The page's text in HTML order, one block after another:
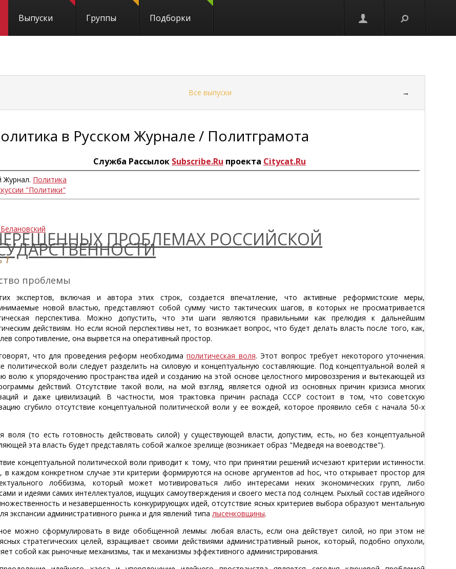
Выпуски Группы Подборки
Все выпуски →
в Русском Журнале / Политграмота
Служба Рассылок Subscribe.Ru проекта Citycat.Ru
Журнал. Политика
"Политики"
ПРОБЛЕМАХ РОССИЙСКОЙ
1
проблемы
экспертов, включая и автора этих строк, создается впечатление, что активные реформистские меры,
новой властью, представляют собой сумму чисто тактических шагов, в которых не просматривается
перспектива. Можно допустить, что эти шаги являются правильными как прелюдия к дальнейшим
действиям. Но если ясной перспективы нет, то возникает вопрос, что будет делать власть после того, как,
сопротивление, она вырвется на оперативный простор.
что для проведения реформ необходимаполитическая воля. Этот вопрос требует некоторого уточнения.
политической воли следует разделить на силовую и концептуальную составляющие. Под концептуальной волей я
волю к упорядочению пространства идей и созданию на этой основе целостного мировоззрения и вытекающей из
действий. Отсутствие такой воли, на мой взгляд, является одной из основных причин кризиса многих
и даже цивилизаций. В частности, моя трактовка причин распада СССР состоит в том, что советскую
сгубило отсутствие концептуальной политической воли у ее вождей, которое проявило себя с начала 50-х
воля (то есть готовность действовать силой) у существующей власти, допустим, есть, но без концептуальной
эта власть будет представлять собой жалкое зрелище (возникает образ "Медведя на воеводстве").
концептуальной политической воли приводит к тому, что при принятии решений исчезают критерии истинности.
в каждом конкретном случае эти критерии формируются на основе аргументов ad hoc, что открывает простор для
лоббизма, который может мотивироваться либо интересами неких экономических групп, либо
и идеями самих интеллектуалов, ищущих самоутверждения и своего места под солнцем. Рыхлый состав идейного
и незавершенность конкурирующих идей, отсутствие ясных критериев выбора образуют ментальную
экспансии административного рынка и для явлений типалысенковщины.
можно сформулировать в виде обобщенной леммы: любая власть, если она действует силой, но при этом не
стратегических целей, взращивает своими действиями административный рынок, который, подобно опухоли,
собой как рыночные механизмы, так и механизмы эффективного администрирования.